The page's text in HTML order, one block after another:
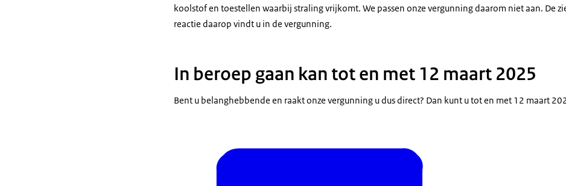
koolstof en toestellen waarbij straling vrijkomt. We passen onze vergunning daarom niet aan. De
reactie daarop vindt u in de vergunning.
In beroep gaan kan tot en met 12 maart 2025
Bent u belanghebbende en raakt onze vergunning u dus direct? Dan kunt u tot en met 12 maart